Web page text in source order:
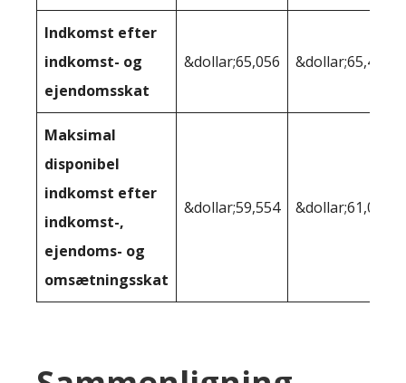
Indkomst efter
indkomst- og
ejendomsskat
&dollar;65,056 &dollar;65,401
Maksimal
disponibel
indkomst efter
indkomst-,
ejendoms- og
omsætningsskat
&dollar;59,554 &dollar;61,082